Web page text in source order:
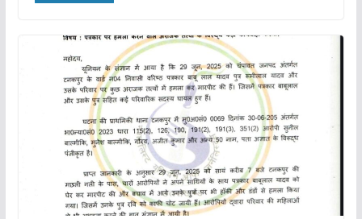
b
o
o
k
A
p
p